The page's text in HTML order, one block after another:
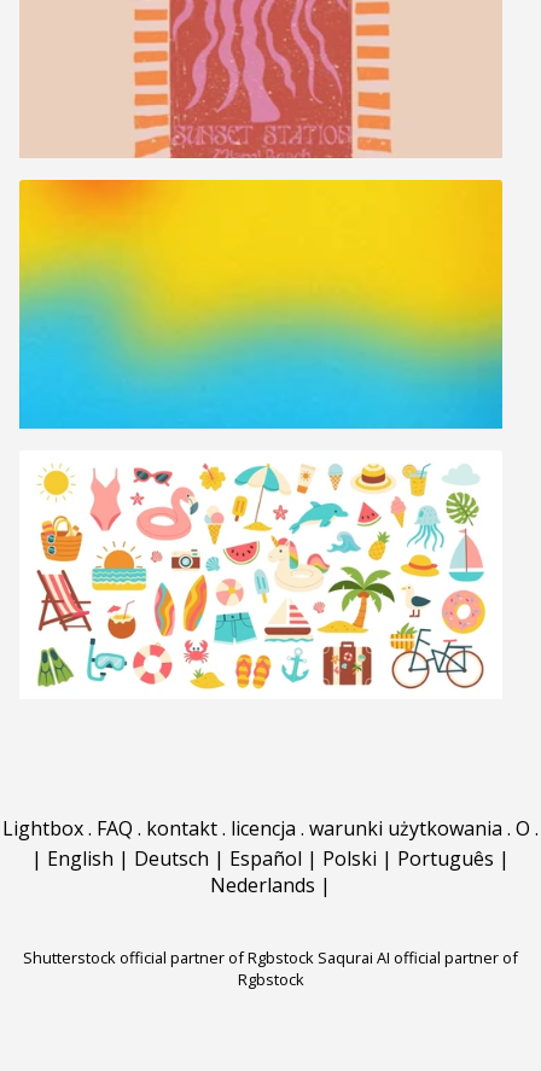
Lightbox. FAQ . kontakt. licencja . warunki użytkowania . O .
| English | Deutsch | Español | Polski | Português |
Nederlands |
Shutterstock official partner of Rgbstock Saqurai AI official partner of
Rgbstock